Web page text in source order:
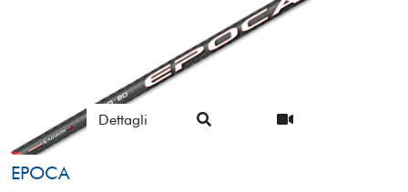
Dettagli
EPOCA